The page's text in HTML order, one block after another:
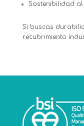
Sostenibilidad al
Si buscas
recubrimiento